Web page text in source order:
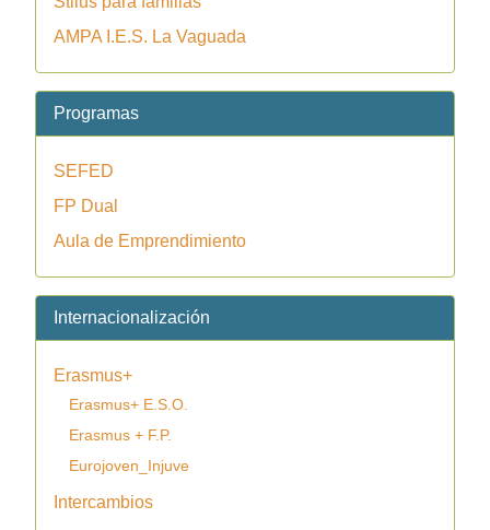
AMPA I.E.S. La Vaguada
Programas
SEFED
FP Dual
Aula de Emprendimiento
Internacionalización
Erasmus+
Erasmus+ E.S.O.
Erasmus + F.P.
Eurojoven_Injuve
Intercambios